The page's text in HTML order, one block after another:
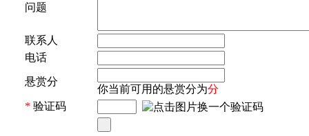
问题
联系人
电话
悬赏分
你当前可用的悬赏分为分
* 验证码